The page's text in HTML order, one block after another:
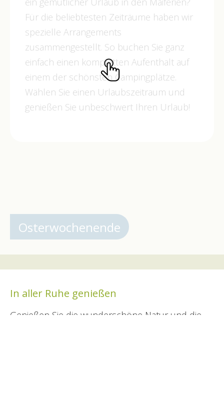
Für die beliebtesten Zeiträume haben wir
spezielle Arrangements
zusammengestellt. So buchen Sie ganz
einfach einen kompletten Aufenthalt auf
einem der schönsten Campingplätze.
Wählen Sie einen Urlaubszeitraum und
genießen Sie unbeschwert Ihren Urlaub!
Osterwochenende
In aller Ruhe genießen
Genießen Sie die wunderschöne Natur und die